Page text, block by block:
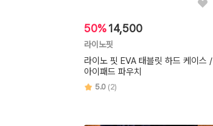
50%14,500
라이노핏
라이노 핏 EVA 태블릿 하드 케이스 /
아이패드 파우치
5.0 (2)